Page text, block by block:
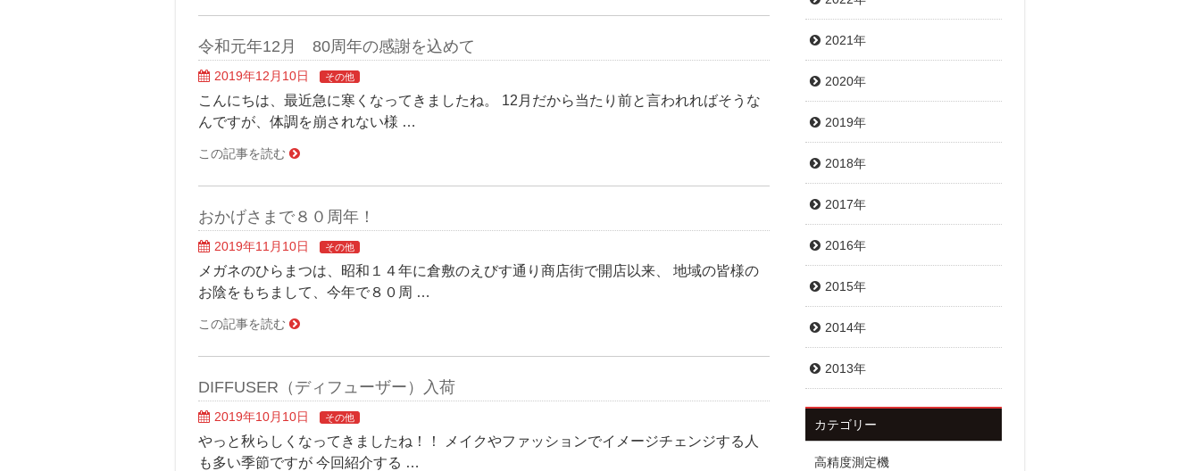
令和元年12月 80周年の感謝を込めて
2019年12月10日 その他
こんにちは、最近急に寒くなってきましたね。 12月だから当たり前と言われればそうな
んですが、体調を崩されない様 …
この記事を読む
おかげさまで８０周年！
2019年11月10日 その他
メガネのひらまつは、昭和１４年に倉敷のえびす通り商店街で開店以来、 地域の皆様の
お陰をもちまして、今年で８０周 …
この記事を読む
DIFFUSER（ディフューザー）入荷
2019年10月10日 その他
やっと秋らしくなってきましたね！！ メイクやファッションでイメージチェンジする人
も多い季節ですが 今回紹介する …
2021年
2020年
2019年
2018年
2017年
2016年
2015年
2014年
2013年
カテゴリー
高精度測定機